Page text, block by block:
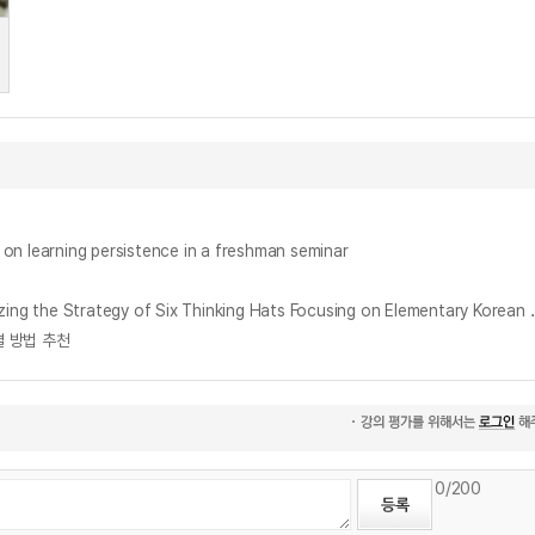
on learning persistence in a freshman seminar
초등 국어과 세미나 수업에서의 육색사고모자 기
법 추천
0/200